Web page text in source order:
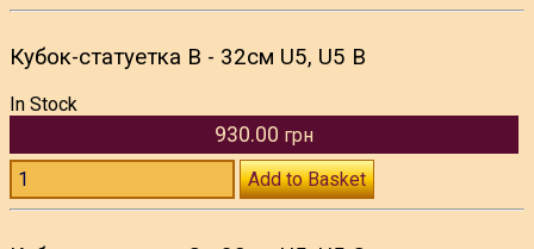
Кубок-статуетка В - 32см U5, U5 B
In Stock
930.00 грн
Add to Basket